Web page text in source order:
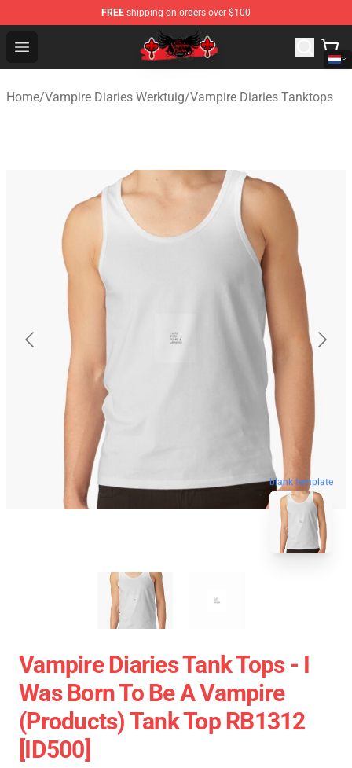
FREE shipping on orders over $100
Open menu
The Vampire Diaries Shop - Official The Vampire
Home/Vampire Diaries Werktuig/Vampire Diaries Tanktops
blank template
Vampire Diaries Tank Tops - I
Was Born To Be A Vampire
(products) Tank Top RB1312
[ID500]